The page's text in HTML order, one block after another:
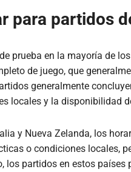
para partidos
prueba en la mayoría de
de juego, que
generalmente
locales y la disponibilidad
y Nueva Zelanda, los
o condiciones locales,
los partidos en estos